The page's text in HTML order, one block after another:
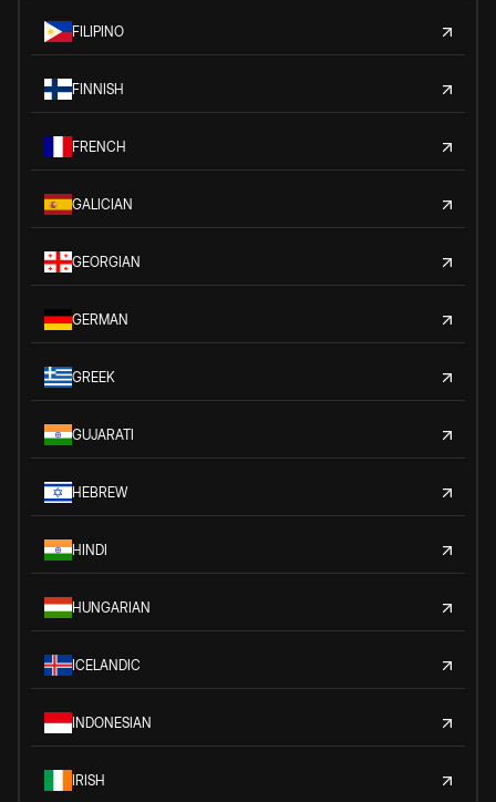
FILIPINO
FINNISH
FRENCH
GALICIAN
GEORGIAN
GERMAN
GREEK
GUJARATI
HEBREW
HINDI
HUNGARIAN
ICELANDIC
INDONESIAN
IRISH